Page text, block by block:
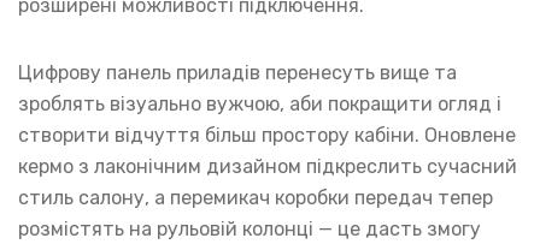
розширені можливості підключення.
Цифрову панель приладів перенесуть вище та
зроблять візуально вужчою, аби покращити огляд і
створити відчуття більш простору кабіни. Оновлене
кермо з лаконічним дизайном підкреслить сучасний
стиль салону, а перемикач коробки передач тепер
розмістять на рульовій колонці — це дасть змогу